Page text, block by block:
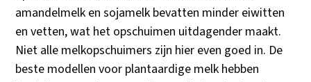
amandelmelk en sojamelk bevatten minder eiwitten
en vetten, wat het opschuimen uitdagender maakt.
Niet alle melkopschuimers zijn hier even goed in. De
beste modellen voor plantaardige melk hebben